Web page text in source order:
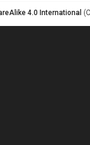
4.0 International